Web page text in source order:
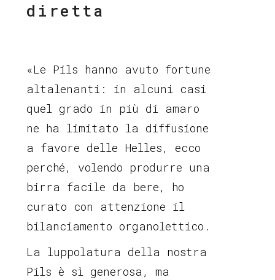
diretta
«Le Pils hanno avuto fortune
altalenanti: in alcuni casi
quel grado in più di amaro
ne ha limitato la diffusione
a favore delle Helles, ecco
perché, volendo produrre una
birra facile da bere, ho
curato con attenzione il
bilanciamento organolettico.
La luppolatura della nostra
Pils è sì generosa, ma